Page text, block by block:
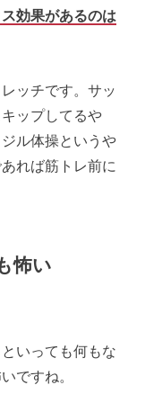
効果があるのは
ッチです。サッ
ップしてるや
ル体操というや
れば筋トレ前に
怖い
いっても何もな
ですね。